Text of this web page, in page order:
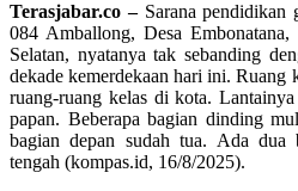
Terasjabar.co – Sarana pendidikan
084 Amballong, Desa
Selatan, nyatanya tak sebanding
dekade kemerdekaan hari ini. Ruang
ruang-ruang kelas di kota.
papan. Beberapa bagian dinding
bagian depan sudah tua. Ada
tengah (kompas.id, 16/8/2025).